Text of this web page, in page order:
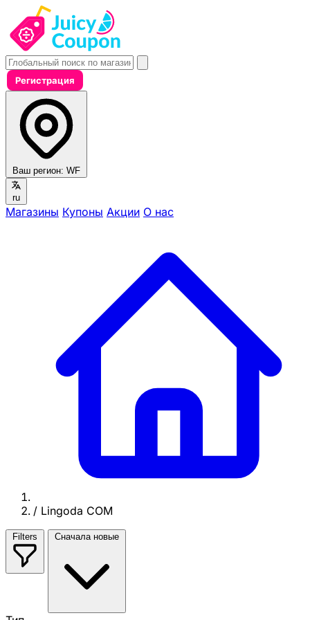
Регистрация
Ваш регион: WF
ru
Магазины Купоны Акции О нас
/ Lingoda COM
Filters Сначала новые